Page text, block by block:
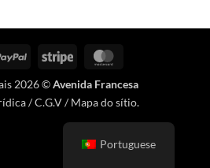
PayPal Riscas
2026 ©Avenida Francesa
/C.G.V/ Mapa do sítio.
Portuguese